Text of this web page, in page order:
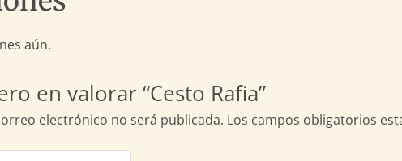
aún.
en valorar “Cesto Rafia”
electrónico no será publicada. Los campos obligatorios